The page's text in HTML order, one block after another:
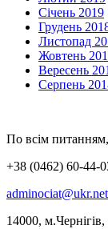
Січень 2019
Грудень
Листопад
Жовтень
Вересень
Серпень
По всім
+38 (0462) 60-44-
adminociat@ukr.net
14000,